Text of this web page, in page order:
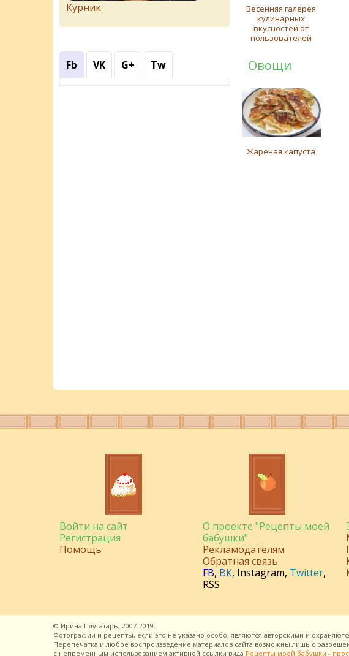
Весенняя галерея
кулинарных
вкусностей от
пользователей
Овощи
Жареная капуста
Курник
Fb VK G+ Tw
Войти на сайт
Регистрация
Помощь
О проекте "Рецепты моей
бабушки"
Рекламодателям
Обратная связь
FB, ВК, Instagram, Twitter,
RSS
© Ирина Плугатарь, 2007-2019.
Фотографии и рецепты, если это не указано особо, являются авторскими и
Перепечатка и любое воспроизведение материалов сайта возможны лишь с
с непременным использованием активной ссылки вида Рецепты моей бабушки -